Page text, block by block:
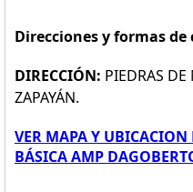
Direcciones y formas
DIRECCIÓN: PIEDRAS
ZAPAYÁN.
VER MAPA Y UBICACION
BÁSICA AMP